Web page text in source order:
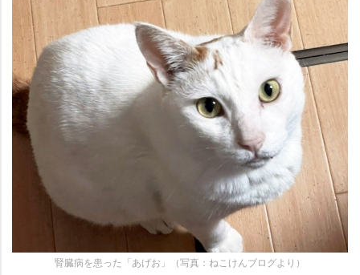
腎臓病を患った「あげお」（写真：ねこけんブログより）